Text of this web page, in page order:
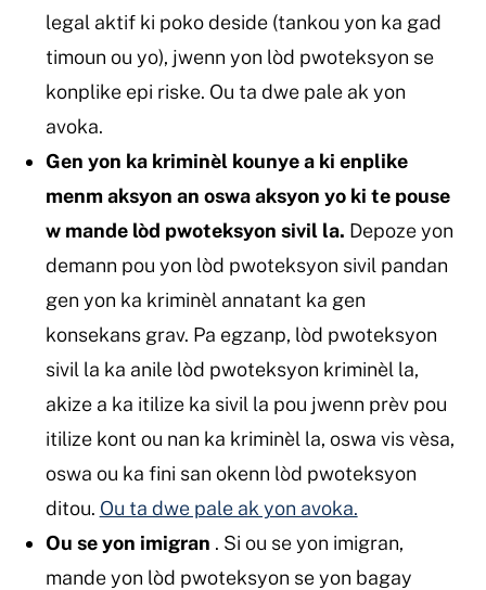
legal aktif ki poko deside (tankou yon ka gad
timoun ou yo), jwenn yon lòd pwoteksyon se
konplike epi riske. Ou ta dwe pale ak yon
avoka.
Gen yon ka kriminèl kounye a ki enplike
menm aksyon an oswa aksyon yo ki te pouse
w mande lòd pwoteksyon sivil la. Depoze yon
demann pou yon lòd pwoteksyon sivil pandan
gen yon ka kriminèl annatant ka gen
konsekans grav. Pa egzanp, lòd pwoteksyon
sivil la ka anile lòd pwoteksyon kriminèl la,
akize a ka itilize ka sivil la pou jwenn prèv pou
itilize kont ou nan ka kriminèl la, oswa vis vèsa,
oswa ou ka fini san okenn lòd pwoteksyon
ditou. Ou ta dwe pale ak yon avoka.
Ou se yon imigran . Si ou se yon imigran,
mande yon lòd pwoteksyon se yon bagay